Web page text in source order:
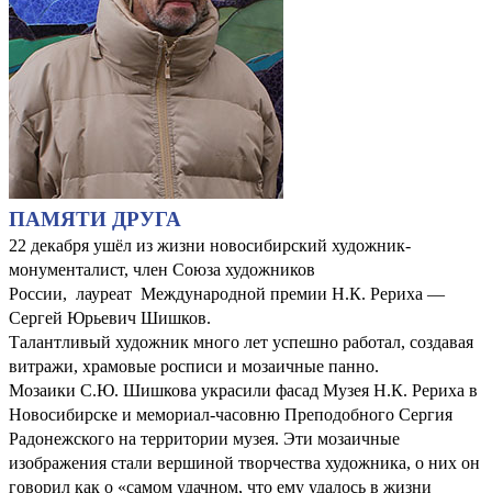
ПАМЯТИ ДРУГА
22 декабря ушёл из жизни новосибирский художник-
монументалист, член Союза художников
России, лауреат Международной премии Н.К. Рериха —
Сергей Юрьевич Шишков.
Талантливый художник много лет успешно работал, создавая
витражи, храмовые росписи и мозаичные панно.
Мозаики С.Ю. Шишкова украсили фасад Музея Н.К. Рериха в
Новосибирске и мемориал-часовню Преподобного Сергия
Радонежского на территории музея. Эти мозаичные
изображения стали вершиной творчества художника, о них он
говорил как о «самом удачном, что ему удалось в жизни